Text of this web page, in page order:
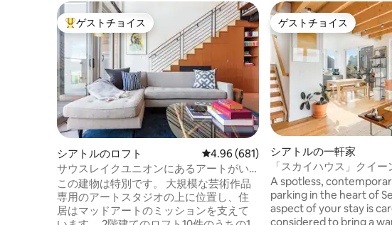
大好評のゲストチョイスです。
ゲストチョイス
シアトルのロフト レビュー681件、5つ星中4.96つ星の平
4.96 (681)
サウスレイクユニオンにあるアートがい
っぱいのインダストリアルロフト
この建物は特別です。 大規模な芸術作品
専用のアートスタジオの上に位置し、住
居はマッドアートのミッションを支えて
ゲストチョイス
ゲストチョイス
シアトルの一軒家
「スカイハウス」クイ
ルーム2室、専用バスル
A spotless,
parking in the heart of
aspect of your stay is
considered to bring a